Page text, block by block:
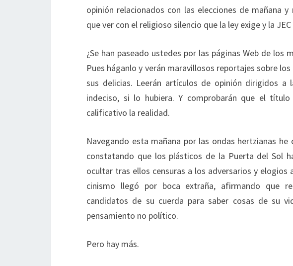
opinión relacionados con las elecciones de mañana
que ver con el religioso silencio que la ley exige y la
¿Se han paseado ustedes por las páginas Web de los
Pues háganlo y verán maravillosos reportajes sobre
sus delicias. Leerán artículos de opinión dirigidos
indeciso, si lo hubiera. Y comprobarán que el
calificativo la realidad.
Navegando esta mañana por las ondas hertzianas
constatando que los plásticos de la Puerta del Sol
ocultar tras ellos censuras a los adversarios y
cinismo llegó por boca extraña, afirmando que
candidatos de su cuerda para saber cosas de su
pensamiento no político.
Pero hay más.